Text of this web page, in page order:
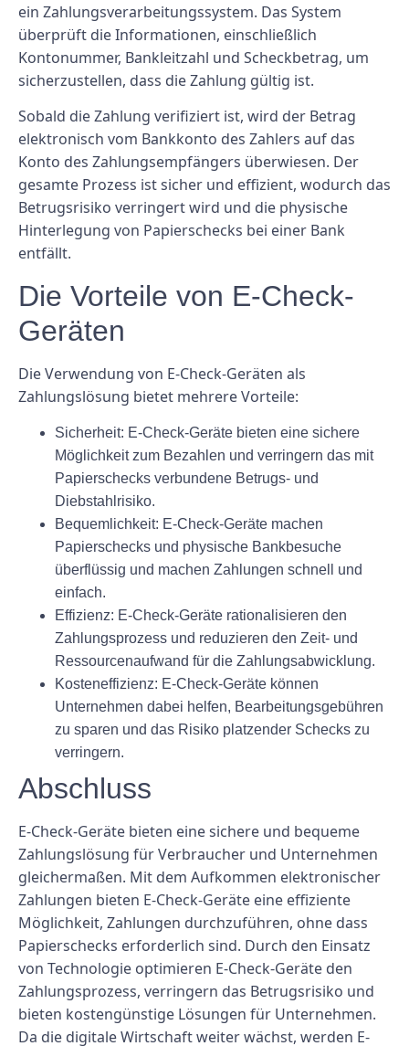
ein Zahlungsverarbeitungssystem. Das System
überprüft die Informationen, einschließlich
Kontonummer, Bankleitzahl und Scheckbetrag, um
sicherzustellen, dass die Zahlung gültig ist.
Sobald die Zahlung verifiziert ist, wird der Betrag
elektronisch vom Bankkonto des Zahlers auf das
Konto des Zahlungsempfängers überwiesen. Der
gesamte Prozess ist sicher und effizient, wodurch das
Betrugsrisiko verringert wird und die physische
Hinterlegung von Papierschecks bei einer Bank
entfällt.
Die Vorteile von E-Check-
Geräten
Die Verwendung von E-Check-Geräten als
Zahlungslösung bietet mehrere Vorteile:
Sicherheit: E-Check-Geräte bieten eine sichere
Möglichkeit zum Bezahlen und verringern das mit
Papierschecks verbundene Betrugs- und
Diebstahlrisiko.
Bequemlichkeit: E-Check-Geräte machen
Papierschecks und physische Bankbesuche
überflüssig und machen Zahlungen schnell und
einfach.
Effizienz: E-Check-Geräte rationalisieren den
Zahlungsprozess und reduzieren den Zeit- und
Ressourcenaufwand für die Zahlungsabwicklung.
Kosteneffizienz: E-Check-Geräte können
Unternehmen dabei helfen, Bearbeitungsgebühren
zu sparen und das Risiko platzender Schecks zu
verringern.
Abschluss
E-Check-Geräte bieten eine sichere und bequeme
Zahlungslösung für Verbraucher und Unternehmen
gleichermaßen. Mit dem Aufkommen elektronischer
Zahlungen bieten E-Check-Geräte eine effiziente
Möglichkeit, Zahlungen durchzuführen, ohne dass
Papierschecks erforderlich sind. Durch den Einsatz
von Technologie optimieren E-Check-Geräte den
Zahlungsprozess, verringern das Betrugsrisiko und
bieten kostengünstige Lösungen für Unternehmen.
Da die digitale Wirtschaft weiter wächst, werden E-